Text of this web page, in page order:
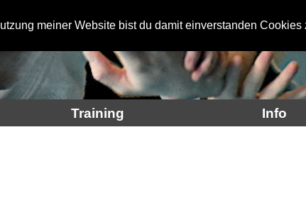
meiner Website bist du damit einverstanden Cookies
Training Info